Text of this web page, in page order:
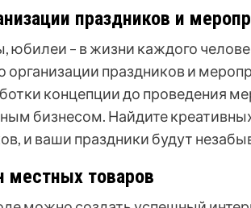
праздников и
– в жизни каждого
организации праздников и
концепции до проведения
бизнесом. Найдите
и ваши праздники будут
местных товаров